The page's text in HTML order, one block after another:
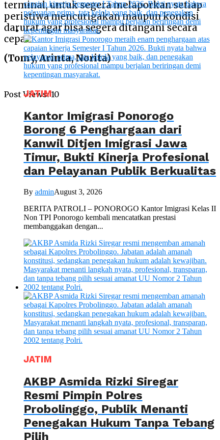
terminal, untuk segera melaporkan setiap
peristiwa mencurigakan maupun kondisi
darurat agar bisa segera ditangani secara
cepat.
(Tomy, Arinta, Norita)
Post Views: 10
JATIM
Kantor Imigrasi Ponorogo
Borong 6 Penghargaan dari
Kanwil Ditjen Imigrasi Jawa
Timur, Bukti Kinerja Profesional
dan Pelayanan Publik Berkualitas
By adminAugust 3, 2026
BERITA PATROLI – PONOROGO Kantor Imigrasi Kelas II
Non TPI Ponorogo kembali mencatatkan prestasi
membanggakan dengan...
JATIM
AKBP Asmida Rizki Siregar
Resmi Pimpin Polres
Probolinggo, Publik Menanti
Penegakan Hukum Tanpa Tebang
Pilih